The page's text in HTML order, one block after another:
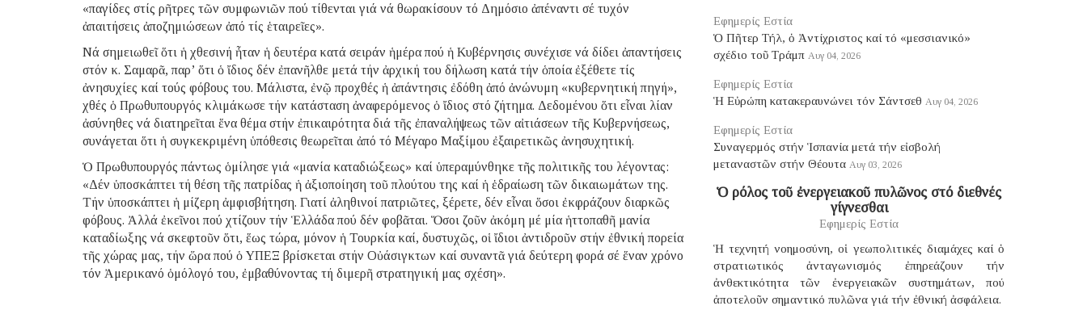
«παγίδες στίς ρῆτρες τῶν συμφωνιῶν πού τίθενται γιά νά θωρακίσουν τό Δημόσιο ἀπέναντι σέ τυχόν
ἀπαιτήσεις ἀποζημιώσεων ἀπό τίς ἑταιρεῖες».
Νά σημειωθεῖ ὅτι ἡ χθεσινή ἦταν ἡ δευτέρα κατά σειράν ἡμέρα πού ἡ Κυβέρνησις συνέχισε νά δίδει ἀπαντήσεις
στόν κ. Σαμαρᾶ, παρ’ ὅτι ὁ ἴδιος δέν ἐπανῆλθε μετά τήν ἀρχική του δήλωση κατά τήν ὁποία ἐξέθετε τίς
ἀνησυχίες καί τούς φόβους του. Μάλιστα, ἐνῷ προχθές ἡ ἀπάντησις ἐδόθη ἀπό ἀνώνυμη «κυβερνητική πηγή»,
χθές ὁ Πρωθυπουργός κλιμάκωσε τήν κατάσταση ἀναφερόμενος ὁ ἴδιος στό ζήτημα. Δεδομένου ὅτι εἶναι λίαν
ἀσύνηθες νά διατηρεῖται ἕνα θέμα στήν ἐπικαιρότητα διά τῆς ἐπαναλήψεως τῶν αἰτιάσεων τῆς Κυβερνήσεως,
συνάγεται ὅτι ἡ συγκεκριμένη ὑπόθεσις θεωρεῖται ἀπό τό Μέγαρο Μαξίμου ἐξαιρετικῶς ἀνησυχητική.
Ὁ Πρωθυπουργός πάντως ὁμίλησε γιά «μανία καταδιώξεως» καί ὑπεραμύνθηκε τῆς πολιτικῆς του λέγοντας:
«Δέν ὑποσκάπτει τή θέση τῆς πατρίδας ἡ ἀξιοποίηση τοῦ πλούτου της καί ἡ ἑδραίωση τῶν δικαιωμάτων της.
Τήν ὑποσκάπτει ἡ μίζερη ἀμφισβήτηση. Γιατί ἀληθινοί πατριῶτες, ξέρετε, δέν εἶναι ὅσοι ἐκφράζουν διαρκῶς
φόβους. Ἀλλά ἐκεῖνοι πού χτίζουν τήν Ἑλλάδα πού δέν φοβᾶται. Ὅσοι ζοῦν ἀκόμη μέ μία ἡττοπαθῆ μανία
καταδίωξης νά σκεφτοῦν ὅτι, ἕως τώρα, μόνον ἡ Τουρκία καί, δυστυχῶς, οἱ ἴδιοι ἀντιδροῦν στήν ἐθνική πορεία
τῆς χώρας μας, τήν ὥρα πού ὁ ΥΠΕΞ βρίσκεται στήν Οὐάσιγκτων καί συναντᾶ γιά δεύτερη φορά σέ ἕναν χρόνο
τόν Ἀμερικανό ὁμόλογό του, ἐμβαθύνοντας τή διμερῆ στρατηγική μας σχέση».
Εφημερίς Εστία
Ὁ Πῆτερ Τήλ, ὁ Ἀντίχριστος καί τό «μεσσιανικό»
σχέδιο τοῦ Τράμπ Αυγ 04, 2026
Εφημερίς Εστία
Ἡ Εὐρώπη κατακεραυνώνει τόν Σάντσεθ Αυγ 04, 2026
Εφημερίς Εστία
Συναγερμός στήν Ἱσπανία μετά τήν εἰσβολή
μεταναστῶν στήν Θέουτα Αυγ 03, 2026
Ὁ ρόλος τοῦ ἐνεργειακοῦ πυλῶνος στό διεθνές
γίγνεσθαι
Εφημερίς Εστία
Ἡ τεχνητή νοημοσύνη, οἱ γεωπολιτικές διαμάχες καί ὁ
στρατιωτικός ἀνταγωνισμός ἐπηρεάζουν τήν
ἀνθεκτικότητα τῶν ἐνεργειακῶν συστημάτων, πού
ἀποτελοῦν σημαντικό πυλῶνα γιά τήν ἐθνική ἀσφάλεια.